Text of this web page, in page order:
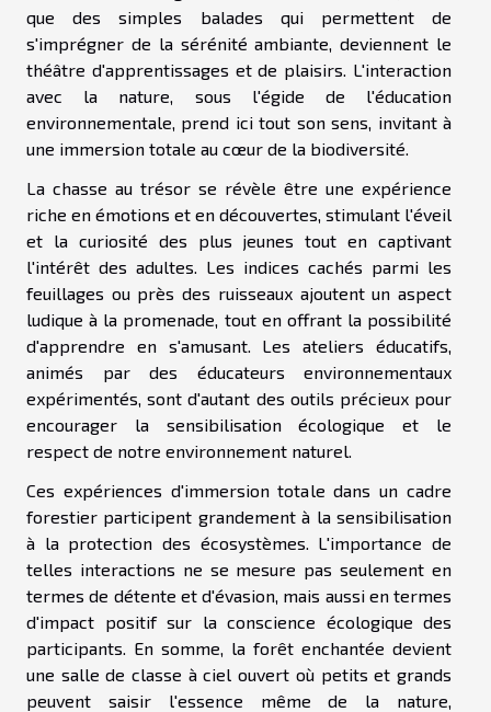
que des simples balades qui permettent de
s'imprégner de la sérénité ambiante, deviennent le
théâtre d'apprentissages et de plaisirs. L'interaction
avec la nature, sous l'égide de l'éducation
environnementale, prend ici tout son sens, invitant à
une immersion totale au cœur de la biodiversité.
La chasse au trésor se révèle être une expérience
riche en émotions et en découvertes, stimulant l'éveil
et la curiosité des plus jeunes tout en captivant
l'intérêt des adultes. Les indices cachés parmi les
feuillages ou près des ruisseaux ajoutent un aspect
ludique à la promenade, tout en offrant la possibilité
d'apprendre en s'amusant. Les ateliers éducatifs,
animés par des éducateurs environnementaux
expérimentés, sont d'autant des outils précieux pour
encourager la sensibilisation écologique et le
respect de notre environnement naturel.
Ces expériences d'immersion totale dans un cadre
forestier participent grandement à la sensibilisation
à la protection des écosystèmes. L'importance de
telles interactions ne se mesure pas seulement en
termes de détente et d'évasion, mais aussi en termes
d'impact positif sur la conscience écologique des
participants. En somme, la forêt enchantée devient
une salle de classe à ciel ouvert où petits et grands
peuvent saisir l'essence même de la nature,